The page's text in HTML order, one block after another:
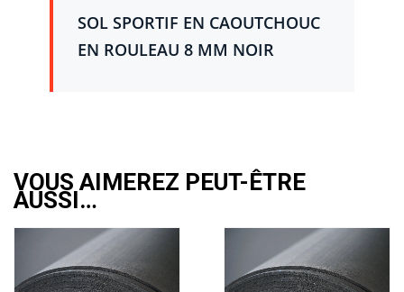
SOL SPORTIF EN CAOUTCHOUC
EN ROULEAU 8 MM NOIR
VOUS AIMEREZ PEUT-ÊTRE
AUSSI…